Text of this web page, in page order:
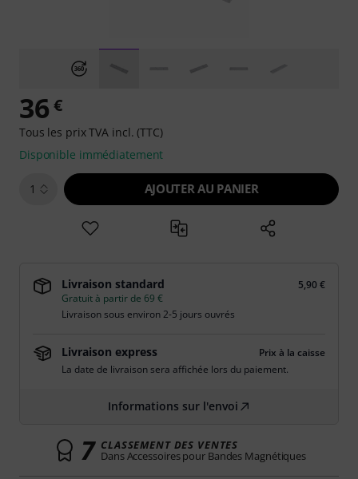
36 €
Tous les prix TVA incl. (TTC)
Disponible immédiatement
1 AJOUTER AU PANIER
Livraison standard
5,90 €
Gratuit à partir de 69 €
Livraison sous environ 2-5 jours ouvrés
Livraison express
Prix à la caisse
La date de livraison sera affichée lors du paiement.
Informations sur l'envoi
7 CLASSEMENT DES VENTES
Dans Accessoires pour Bandes Magnétiques